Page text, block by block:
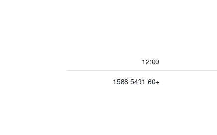
12:00
+60 5491 1588